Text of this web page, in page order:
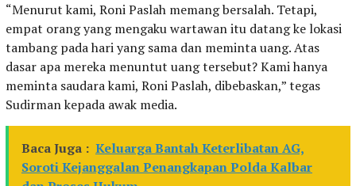
“Menurut kami, Roni Paslah memang bersalah. Tetapi,
empat orang yang mengaku wartawan itu datang ke lokasi
tambang pada hari yang sama dan meminta uang. Atas
dasar apa mereka menuntut uang tersebut? Kami hanya
meminta saudara kami, Roni Paslah, dibebaskan,” tegas
Sudirman kepada awak media.
Baca Juga : Keluarga Bantah Keterlibatan AG,
Soroti Kejanggalan Penangkapan Polda Kalbar